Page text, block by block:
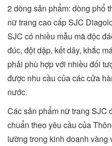
2 dòng sản phẩm: dòng phổ
nữ trang cao cấp SJC
SJC có nhiều mẫu mã độc
đúc, đột dập, kết dây, khắc
phải phù hợp với nhiều đối
được nhu cầu của các cửa
nước.
Các sản phẩm nữ trang SJC
chuẩn theo yêu cầu của
lường trong kinh doanh